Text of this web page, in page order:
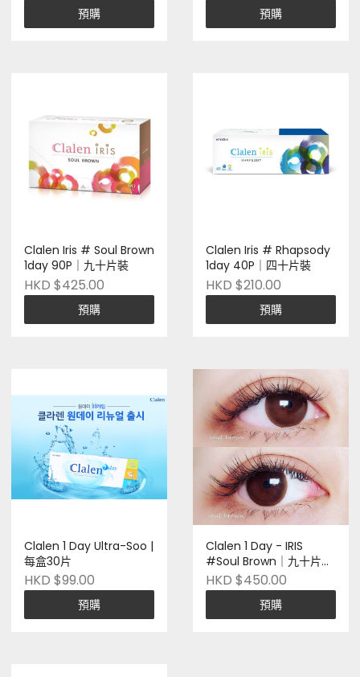
預購 預購
Clalen Iris # Soul Brown
1day 90P｜九十片裝
HKD $425.00
預購
Clalen Iris # Rhapsody
1day 40P｜四十片裝
HKD $210.00
預購
Clalen 1 Day Ultra-Soo |
每盒30片
HKD $99.00
預購
Clalen 1 Day - IRIS
#Soul Brown｜九十片裝
｜韓國品牌｜Pre-order
HKD $450.00
預購